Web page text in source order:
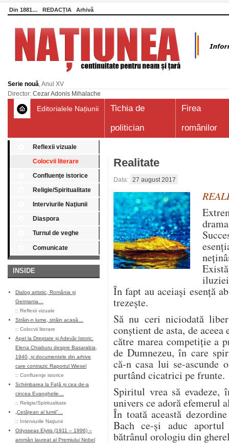
Din 1881… REDACȚIA Arhivă
Serie nouă, Anul XV
Director: Cezar Adonis Mihalache
Editorialele Națiunii
Tichia de
politician
Firea
românilor
Reflexii vizuale
Colocvii literare
Confluenţe istorice
Religie/Spiritualitate
Interviurile Naţiunii
Diaspora
Turnul de veghe
Comunicate
INSIDE
Dialog artistic, România și
Germania…
:: Reflexii vizuale
Străin-n lume, străin acasă…
:: Colocvii literare
Apel la Dreptate și Adevăr Istoric:
Elena Chiaburu despre Basarabia,
1940, și documentele din arhive
care contrazic Raportul Wiesel
:: Confluenţe istorice
Schimbarea la Față și cea de-a
cincea Evanghelie…
:: Religie/Spiritualitate
„Cetățean al lumii”…
:: Interviurile Naţiunii
Odysseas Elytis (1911 – 1996) –
aromân laureat al Premiului Nobel
Realitate
Data: 27 august 2017
În fapt au aceiaşi esenţă
trezeşte.
Să nu ceri niciodată
conştient de asta, de
către marea competiţie a
de Dumnezeu, în care
că-n casa lui se-ascunde
purtând cicatrici pe frunte.
Spiritul vrea să
univers ce adoră efemerul
În toată această
Bach ce-şi aduc
bătrânul orologiu din